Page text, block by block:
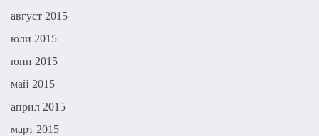
август 2015
юли 2015
юни 2015
май 2015
април 2015
март 2015